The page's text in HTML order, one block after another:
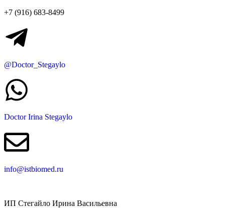
+7 (916) 683-8499
@Doctor_Stegaylo
Doctor Irina Stegaylo
info@istbiomed.ru
ИП Стегайло Ирина Васильевна